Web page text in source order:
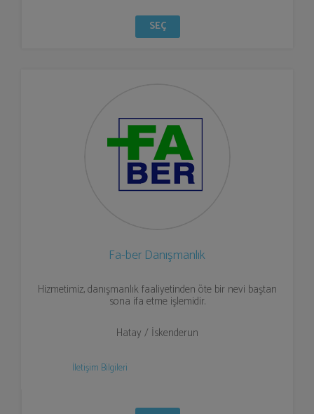
SEÇ
Fa-ber Danışmanlık
Hizmetimiz, danışmanlık faaliyetinden öte bir nevi baştan
sona ifa etme işlemidir.
Hatay / İskenderun
İletişim Bilgileri